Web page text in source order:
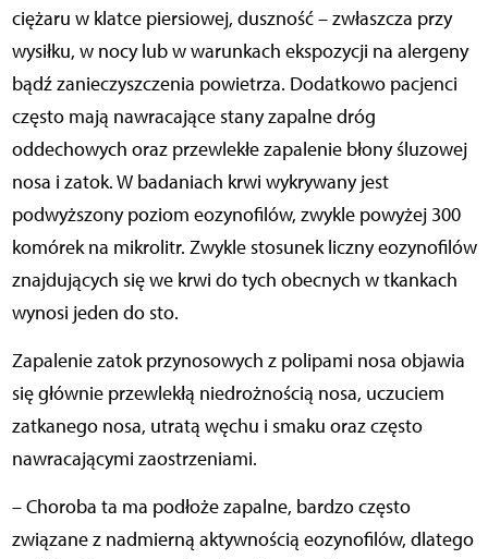
ciężaru w klatce piersiowej, duszność – zwłaszcza przy
wysiłku, w nocy lub w warunkach ekspozycji na alergeny
bądź zanieczyszczenia powietrza. Dodatkowo pacjenci
często mają nawracające stany zapalne dróg
oddechowych oraz przewlekłe zapalenie błony śluzowej
nosa i zatok. W badaniach krwi wykrywany jest
podwyższony poziom eozynofilów, zwykle powyżej 300
komórek na mikrolitr. Zwykle stosunek liczny eozynofilów
znajdujących się we krwi do tych obecnych w tkankach
wynosi jeden do sto.
Zapalenie zatok przynosowych z polipami nosa objawia
się głównie przewlekłą niedrożnością nosa, uczuciem
zatkanego nosa, utratą węchu i smaku oraz często
nawracającymi zaostrzeniami.
– Choroba ta ma podłoże zapalne, bardzo często
związane z nadmierną aktywnością eozynofilów, dlatego